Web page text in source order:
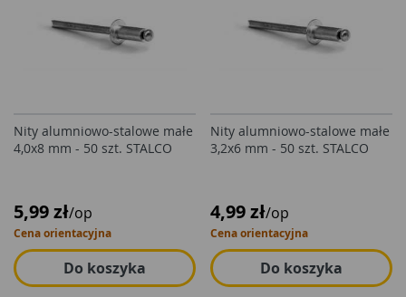
Nity alumniowo-stalowe małe
4,0x8 mm - 50 szt. STALCO
5,99 zł/op
Cena orientacyjna
Do koszyka
Nity alumniowo-stalowe małe
3,2x6 mm - 50 szt. STALCO
4,99 zł/op
Cena orientacyjna
Do koszyka